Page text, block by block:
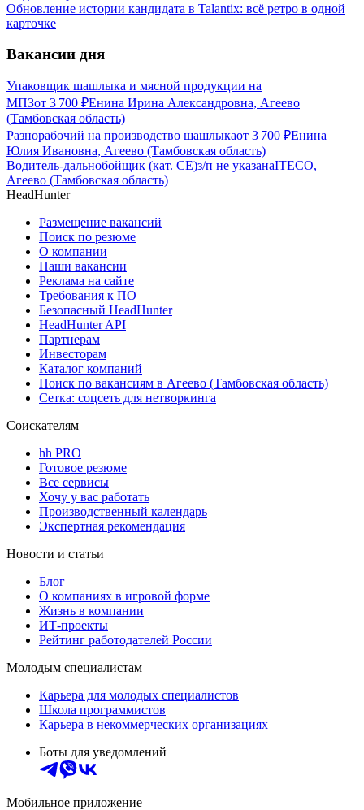
Обновление истории кандидата в Talantix: всё ретро в одной
карточке
Вакансии дня
Упаковщик шашлыка и мясной продукции на
МПЗот 3 700 ₽Енина Ирина Александровна, Агеево
(Тамбовская область)
Разнорабочий на производство шашлыкаот 3 700 ₽Енина
Юлия Ивановна, Агеево (Тамбовская область)
Водитель-дальнобойщик (кат. CE)з/п не указанаITECO,
Агеево (Тамбовская область)
HeadHunter
Размещение вакансий
Поиск по резюме
О компании
Наши вакансии
Реклама на сайте
Требования к ПО
Безопасный HeadHunter
HeadHunter API
Партнерам
Инвесторам
Каталог компаний
Поиск по вакансиям в Агеево (Тамбовская область)
Сетка: соцсеть для нетворкинга
Соискателям
hh PRO
Готовое резюме
Все сервисы
Хочу у вас работать
Производственный календарь
Экспертная рекомендация
Новости и статьи
Блог
О компаниях в игровой форме
Жизнь в компании
ИТ-проекты
Рейтинг работодателей России
Молодым специалистам
Карьера для молодых специалистов
Школа программистов
Карьера в некоммерческих организациях
Боты для уведомлений
Мобильное приложение